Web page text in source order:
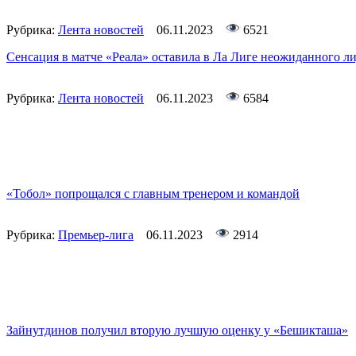
Рубрика: Лента новостей 06.11.2023
6521
Сенсация в матче «Реала» оставила в Ла Лиге неожиданного
Рубрика: Лента новостей 06.11.2023 6584
«Тобол» попрощался с главным тренером и командой
Рубрика: Премьер-лига 06.11.2023 2914
Зайнутдинов получил вторую лучшую оценку у «Бешикташа»